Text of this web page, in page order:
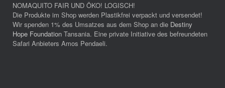
NOMAQUITO FAIR UND ÖKO! LOGISCH!
Die Produkte im Shop werden Plastikfrei verpackt und versendet!
Wir spenden 1% des Umsatzes aus dem Shop an die Destiny
Hope Foundation Tansania. Eine private Initiative des befreundeten
Safari Anbieters Amos Pendaeli.